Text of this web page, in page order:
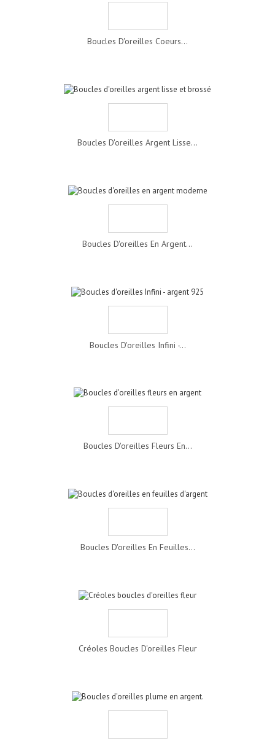
Boucles D'oreilles Coeurs...
Boucles D'oreilles Argent Lisse...
Boucles D'oreilles En Argent...
Boucles D'oreilles Infini -...
Boucles D'oreilles Fleurs En...
Boucles D'oreilles En Feuilles...
Créoles Boucles D'oreilles Fleur